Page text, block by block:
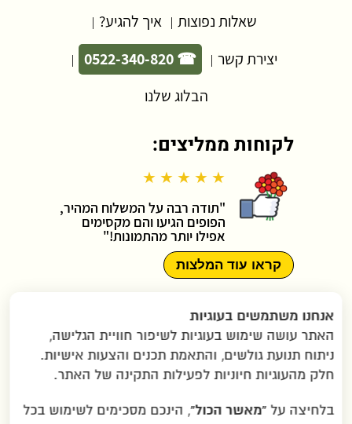
שאלות נפוצות | איך להגיע? |
יצירת קשר |
☎ 0522-340-820
|
הבלוג שלנו
לקוחות ממליצים:
★ ★ ★ ★ ★
"תודה רבה על המשלוח המהיר,
הפופים הגיעו והם מקסימים
אפילו יותר מהתמונות!"
קראו עוד המלצות
תקנון האתר|מדיניות פרטיות
הצהרת נגישות|יצירת קשר|
תמונות ששלחתם|שאלות נפוצות|
הוראות הגעה ב-WAZE
אנחנו משתמשים בעוגיות
האתר עושה שימוש בעוגיות לשיפור חוויית הגלישה,
ניתוח תנועת גולשים, והתאמת תכנים והצעות אישיות.
חלק מהעוגיות חיוניות לפעילות התקינה של האתר.
בלחיצה על “מאשר הכול”, הינכם מסכימים לשימוש בכל